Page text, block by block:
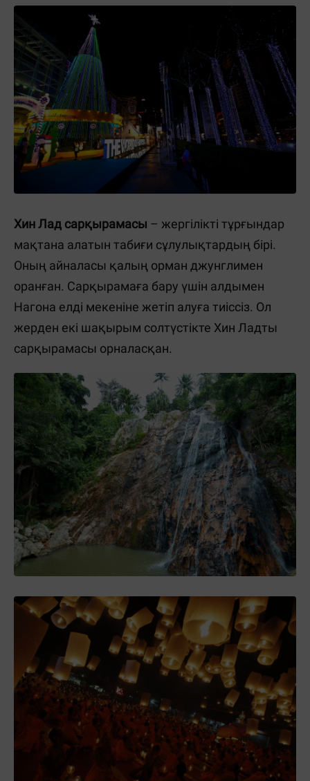
Хин Лад сарқырамасы – жергілікті тұрғындар
мақтана алатын табиғи сұлулықтардың бірі.
Оның айналасы қалың орман джунглимен
оранған. Сарқырамаға бару үшін алдымен
Нагона елді мекеніне жетіп алуға тиіссіз. Ол
жерден екі шақырым солтүстікте Хин Ладты
сарқырамасы орналасқан.